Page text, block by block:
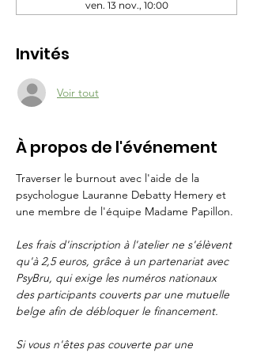
ven. 13 nov., 10:00
Invités
Voir tout
À propos de l'événement
Traverser le burnout avec l'aide de la
psychologue Lauranne Debatty Hemery et
une membre de l'équipe Madame Papillon.
Les frais d'inscription à l'atelier ne s'élèvent
qu'à 2,5 euros, grâce à un partenariat avec
PsyBru, qui exige les numéros nationaux
des participants couverts par une mutuelle
belge afin de débloquer le financement.
Si vous n'êtes pas couverte par une